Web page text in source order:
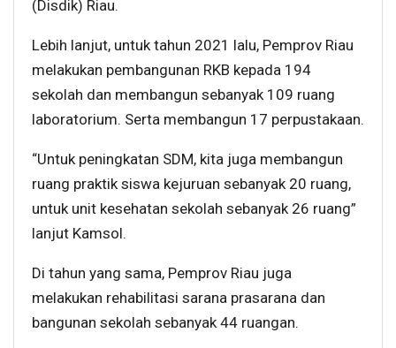
(Disdik) Riau.
Lebih lanjut, untuk tahun 2021 lalu, Pemprov Riau
melakukan pembangunan RKB kepada 194
sekolah dan membangun sebanyak 109 ruang
laboratorium. Serta membangun 17 perpustakaan.
“Untuk peningkatan SDM, kita juga membangun
ruang praktik siswa kejuruan sebanyak 20 ruang,
untuk unit kesehatan sekolah sebanyak 26 ruang”
lanjut Kamsol.
Di tahun yang sama, Pemprov Riau juga
melakukan rehabilitasi sarana prasarana dan
bangunan sekolah sebanyak 44 ruangan.